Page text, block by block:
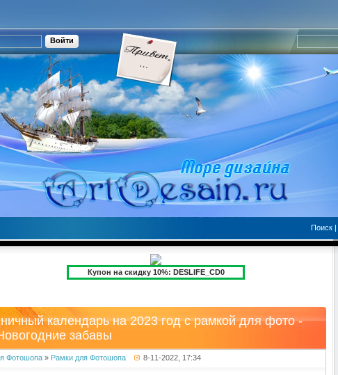
Поиск |
Купон на скидку 10%: DESLIFE_CD0
календарь на 2023 год с рамкой для фото -
забавы
Фотошопа » Рамки для Фотошопа 8-11-2022, 17:34